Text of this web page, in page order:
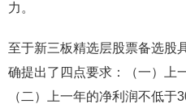
力。
至于新三板精选层股票备选股
确提出了四点要求：（一）上
（二）上一年的净利润不低